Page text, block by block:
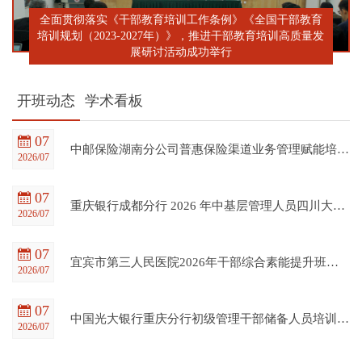
全面贯彻落实《干部教育培训工作条例》《全国干部教育
培训规划（2023-2027年）》，推进干部教育培训高质量发
展研讨活动成功举行
开班动态 学术看板
07
2026/07
中邮保险湖南分公司普惠保险渠道业务管理赋能培训班在四川大学全国干部教育培训基地顺利开班
07
2026/07
重庆银行成都分行 2026 年中基层管理人员四川大学培训项目（第一期）在四川大学全国干部教育培训基地顺利开班
07
2026/07
宜宾市第三人民医院2026年干部综合素能提升班在四川大学全国干部教育培训基地顺利开班
07
2026/07
中国光大银行重庆分行初级管理干部储备人员培训班在四川大学全国干部教育培训基地顺利开班